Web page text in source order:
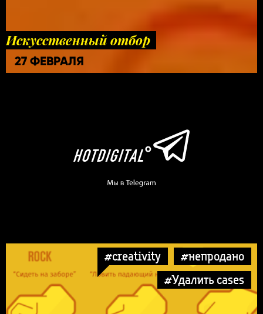
Искусственный отбор
27 ФЕВРАЛЯ
#creativity
#непродано
#Удалить cases